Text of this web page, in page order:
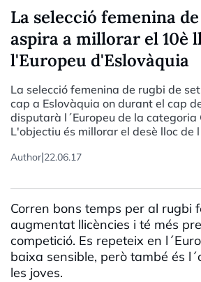
La selecció femenina
aspira a millorar el 10è
l'Europeu d'Eslovàquia
La selecció femenina de rugbi de
cap a Eslovàquia on durant el cap
disputarà l´Europeu de la categoria
L'objectiu és millorar el desè lloc de
Author|22.06.17
Corren bons temps per al rugbi
augmentat llicències i té més
competició. Es repeteix en
baixa sensible, però també és
les joves.